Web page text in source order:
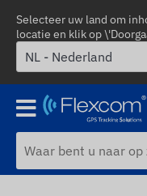
Selecteer uw land om
locatie en klik op